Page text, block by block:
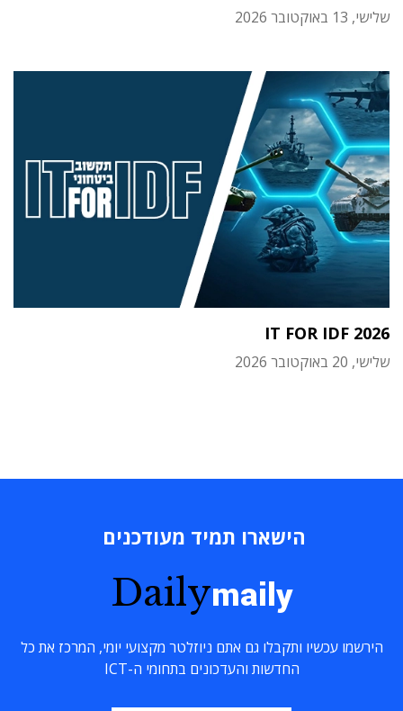
שלישי, 13 באוקטובר 2026
IT FOR IDF 2026
שלישי, 20 באוקטובר 2026
הישארו תמיד מעודכנים
Dailymaily
הירשמו עכשיו ותקבלו גם אתם ניוזלטר מקצועי יומי, המרכז את כל
החדשות והעדכונים בתחומי ה-ICT